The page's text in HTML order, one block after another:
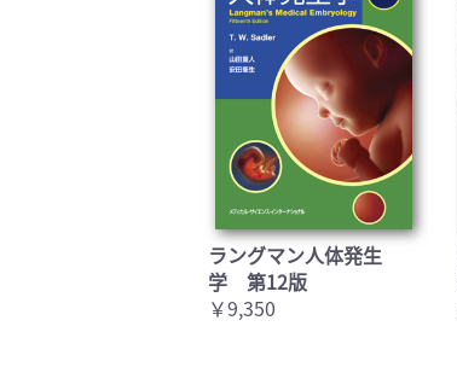
ラングマン人体発生
学 第12版
￥9,350